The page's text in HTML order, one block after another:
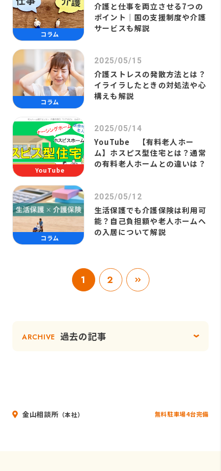
コラム
介護と仕事を両立させる7つの
ポイント｜国の支援制度や介護
サービスも解説
コラム
2025/05/15
介護ストレスの発散方法とは？
イライラしたときの対処法や心
構えも解説
YouTube
2025/05/14
YouTube 【有料老人ホー
ム】ホスピス型住宅とは？通常
の有料老人ホームとの違いは？
コラム
2025/05/12
生活保護でも介護保険は利用可
能？自己負担額や老人ホームへ
の入居について解説
1 2
ARCHIVE 過去の記事
金山相談所 （本社） 無料駐車場4台完備